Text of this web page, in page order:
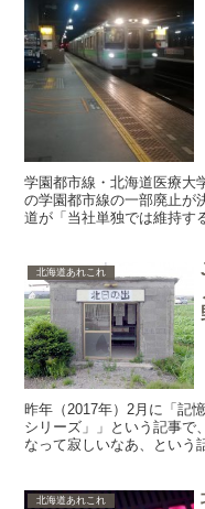
学園都市線・北海道医療大
の学園都市線の一部廃止が
道が「当社単独では維持す
北海道あれこれ
昨年（2017年）2月に「記
シリーズ」」という記事で
なって寂しいなあ、という
北海道あれこれ